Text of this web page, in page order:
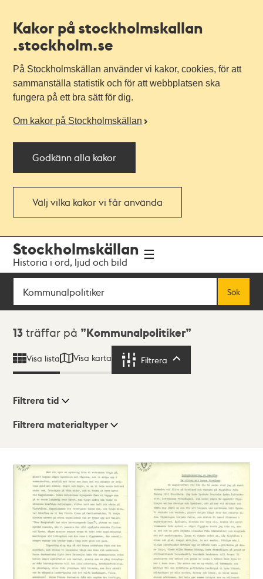
Kakor på stockholmskallan
.stockholm.se
På Stockholmskällan använder vi kakor, cookies, för att
sammanställa statistik och för att webbplatsen ska
fungera på ett bra sätt för dig.
Om kakor på Stockholmskällan
Godkänn alla kakor
Välj vilka kakor vi får använda
navigationen
huvudinnehållet
Stockholmskällan
Historia i ord, ljud och bild
Sök
Sök
Sökresultat
13 träffar på Kommunalpolitiker
Visa lista Visa karta Filtrera
Visningsläge
Lista
Karta
Filtrera tid
Filtrera materialtyper
träffar